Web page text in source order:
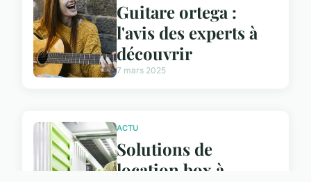
Guitare ortega :
l'avis des experts à
découvrir
7 mars 2025
ACTU
Solutions de
location box à